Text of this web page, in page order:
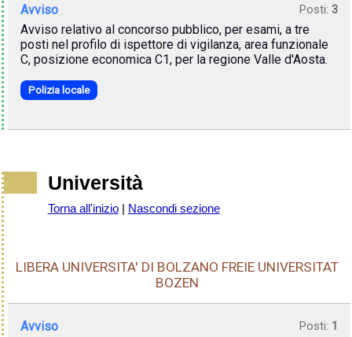
Avviso Posti: 3
Avviso relativo al concorso pubblico, per esami, a tre
posti nel profilo di ispettore di vigilanza, area funzionale
C, posizione economica C1, per la regione Valle d'Aosta.
Polizia locale
Università
Torna all'inizio| Nascondi sezione
LIBERA UNIVERSITA' DI BOLZANO FREIE UNIVERSITAT
BOZEN
Avviso Posti: 1